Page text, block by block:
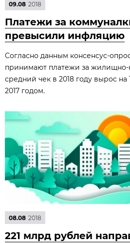
09.08 2018
Платежи за
превысили инфляцию
Согласно данным консенсус-
принимают платежи за жилищно-
средний чек в 2018 году вырос на
2017 годом.
08.08 2018
221 млрд рублей